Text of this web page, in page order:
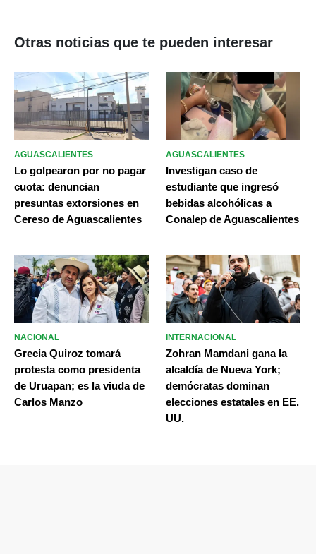
Otras noticias que te pueden interesar
AGUASCALIENTES
Lo golpearon por no pagar
cuota: denuncian
presuntas extorsiones en
Cereso de Aguascalientes
AGUASCALIENTES
Investigan caso de
estudiante que ingresó
bebidas alcohólicas a
Conalep de Aguascalientes
NACIONAL
Grecia Quiroz tomará
protesta como presidenta
de Uruapan; es la viuda de
Carlos Manzo
INTERNACIONAL
Zohran Mamdani gana la
alcaldía de Nueva York;
demócratas dominan
elecciones estatales en EE.
UU.